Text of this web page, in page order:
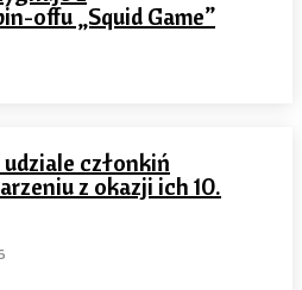
offu „Squid Game”
członkiń
z okazji ich 10.